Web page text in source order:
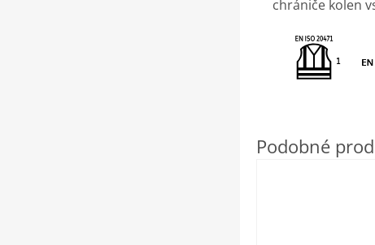
chrániče kolen